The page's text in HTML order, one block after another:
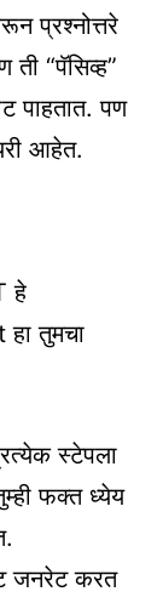
प्रश्नोत्तरे
“पॅसिव्ह”
पाहतात. पण
आहेत.
हे
हा तुमचा
स्टेपला
फक्त ध्येय
जनरेट करत